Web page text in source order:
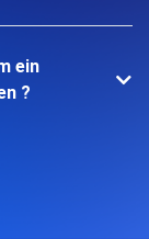
ein
?